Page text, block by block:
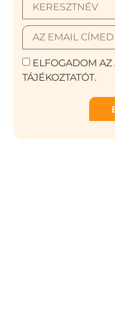
ELFOGADOM AZ
TÁJÉKOZTATÓT.